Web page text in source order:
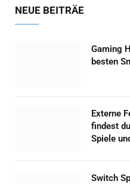
NEUE BEITRÄE
Gaming
besten
Externe
findest
Spiele
Switch